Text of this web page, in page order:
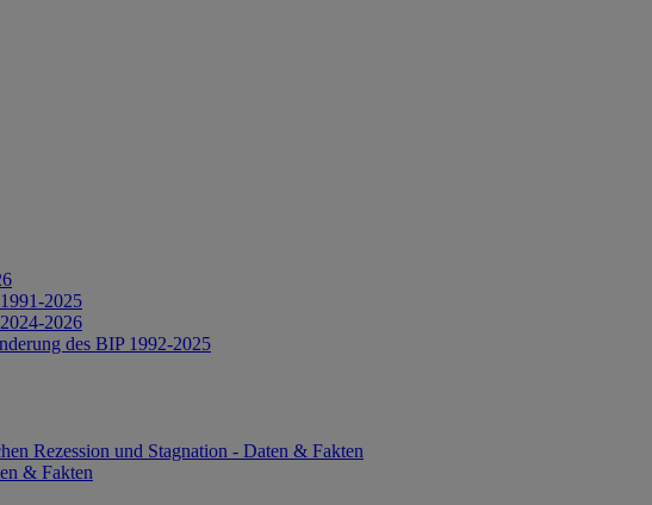
2025
2026
des BIP 1992-2025
Rezession und Stagnation - Daten & Fakten
& Fakten